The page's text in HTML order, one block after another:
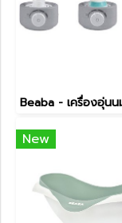
New